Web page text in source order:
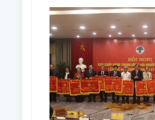
Biên Phủ (07/5/1954-07/5/2024)